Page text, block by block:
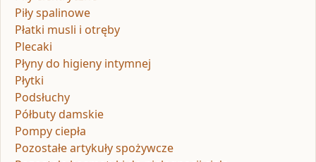
Piły spalinowe
Płatki musli i otręby
Plecaki
Płyny do higieny intymnej
Płytki
Podsłuchy
Półbuty damskie
Pompy ciepła
Pozostałe artykuły spożywcze